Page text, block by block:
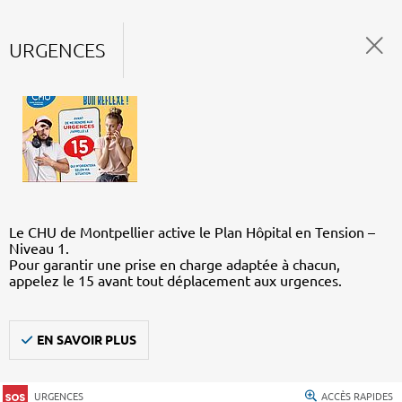
URGENCES
Le CHU de Montpellier active le Plan Hôpital en Tension –
Niveau 1.
Pour garantir une prise en charge adaptée à chacun,
appelez le 15 avant tout déplacement aux urgences.
EN SAVOIR PLUS
URGENCES ACCÈS RAPIDES